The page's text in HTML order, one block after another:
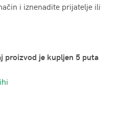
i iznenadite prijatelje ili
proizvod je kupljen 5 puta